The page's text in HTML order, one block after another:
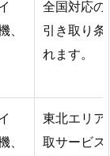
、
全国対応の
引き取り
れます。
、
東北エリア
取サービス